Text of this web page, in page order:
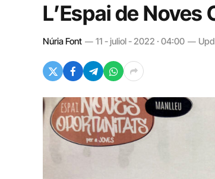
L’Espai de
Núria Font 11 - juliol - 2022 · 04:00